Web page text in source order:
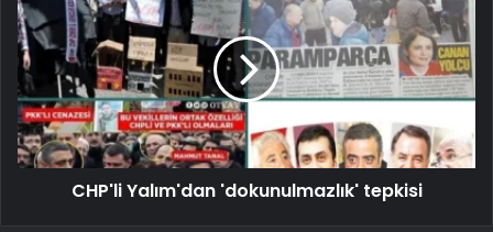
CHP'li Yalım'dan 'dokunulmazlık' tepkisi